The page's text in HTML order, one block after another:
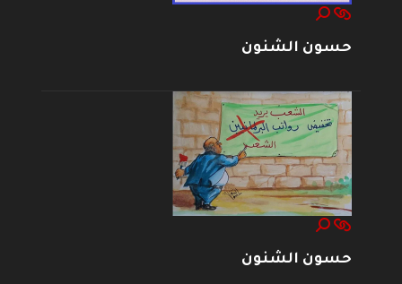
حسون الشنون
حسون الشنون